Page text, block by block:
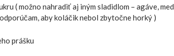
( možno nahradiť aj iným sladidlom – agáve, med
aby koláčik nebol zbytočne horký )
prášku